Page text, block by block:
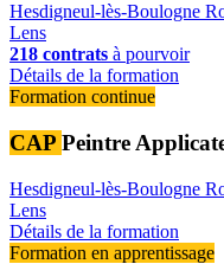
Hesdigneul-lès-Boulogne
Lens
218 contrats à pourvoir
Détails de la formation
Formation continue
CAP Peintre
Hesdigneul-lès-Boulogne
Lens
Détails de la formation
Formation en apprentissage